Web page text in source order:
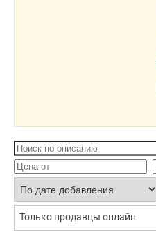
Только продавцы онлайн